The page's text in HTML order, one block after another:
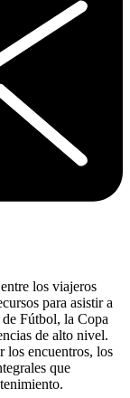
los viajeros
para asistir a
Fútbol, la Copa
de alto nivel.
los encuentros, los
que